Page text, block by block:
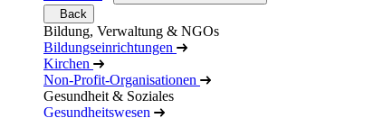
Back
Bildung, Verwaltung & NGOs
Bildungseinrichtungen
Kirchen
Non-Profit-Organisationen
Gesundheit & Soziales
Gesundheitswesen